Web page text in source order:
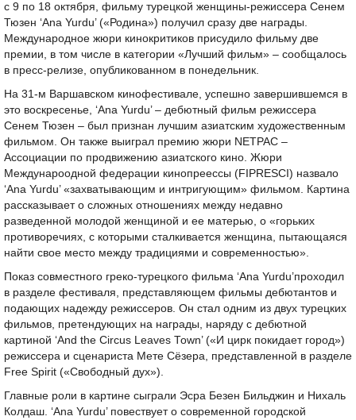
с 9 по 18 октября, фильму турецкой женщины-режиссера Сенем
Тюзен ‘Ana Yurdu’ («Родина») получил сразу две награды.
Международное жюри кинокритиков присудило фильму две
премии, в том числе в категории «Лучший фильм» – сообщалось
в пресс-релизе, опубликованном в понедельник.
На 31-м Варшавском кинофестивале, успешно завершившемся в
это воскресенье, ‘Ana Yurdu’ – дебютный фильм режиссера
Сенем Тюзен – был признан лучшим азиатским художественным
фильмом. Он также выиграл премию жюри NETPAC –
Ассоциации по продвижению азиатского кино. Жюри
Междунароодной федерации кинопреессы (FIPRESCI) назвало
‘Ana Yurdu’ «захватывающим и интригующим» фильмом. Картина
рассказывает о сложных отношениях между недавно
разведенной молодой женщиной и ее матерью, о «горьких
противоречиях, с которыми сталкивается женщина, пытающаяся
найти свое место между традициями и современностью».
Показ совместного греко-турецкого фильма ‘Ana Yurdu’проходил
в разделе фестиваля, представляющем фильмы дебютантов и
подающих надежду режиссеров. Он стал одним из двух турецких
фильмов, претендующих на награды, наряду с дебютной
картиной ‘And the Circus Leaves Town’ («И цирк покидает город»)
режиссера и сценариста Мете Сёзера, представленной в разделе
Free Spirit («Свободный дух»).
Главные роли в картине сыграли Эсра Безен Бильджин и Нихаль
Колдаш. ‘Ana Yurdu’ повествует о современной городской